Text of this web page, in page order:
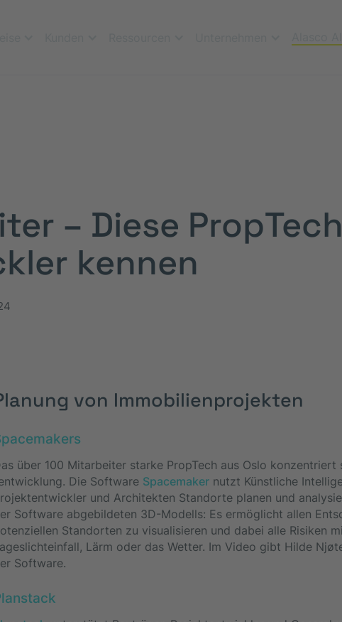
– Diese
kennen
von Immobilienprojekten
über 100 Mitarbeiter starke PropTech aus Oslo
Die Software Spacemakernutzt Künstliche
und Architekten Standorte planen und
Software abgebildeten 3D-Modells: Es ermöglicht allen
Standorten zu visualisieren und dabei alle Risiken
Lärm oder das Wetter. Im Video gibt Hilde
Software.